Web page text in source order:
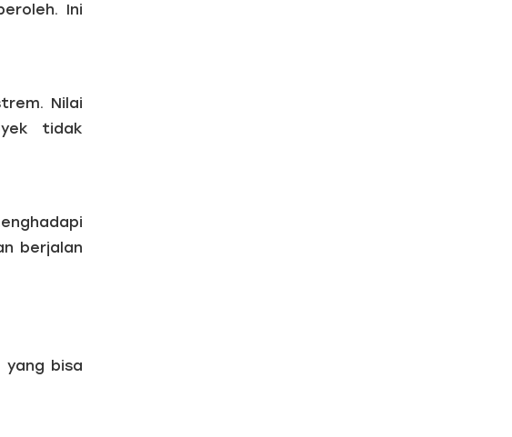
Ini
Nilai
tidak
berjalan
yang bisa